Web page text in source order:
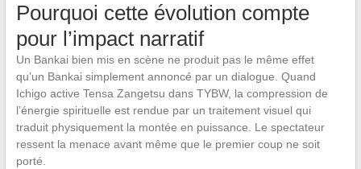
Pourquoi cette évolution compte
pour l’impact narratif
Un Bankai bien mis en scène ne produit pas le même effet
qu’un Bankai simplement annoncé par un dialogue. Quand
Ichigo active Tensa Zangetsu dans TYBW, la compression de
l’énergie spirituelle est rendue par un traitement visuel qui
traduit physiquement la montée en puissance. Le spectateur
ressent la menace avant même que le premier coup ne soit
porté.